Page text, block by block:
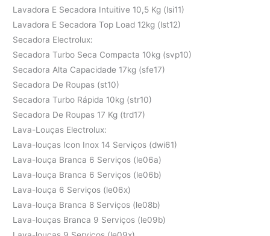
Lavadora E Secadora Intuitive 10,5 Kg (lsi11)
Lavadora E Secadora Top Load 12kg (lst12)
Secadora Electrolux:
Secadora Turbo Seca Compacta 10kg (svp10)
Secadora Alta Capacidade 17kg (sfe17)
Secadora De Roupas (st10)
Secadora Turbo Rápida 10kg (str10)
Secadora De Roupas 17 Kg (trd17)
Lava-Louças Electrolux:
Lava-louças Icon Inox 14 Serviços (dwi61)
Lava-louça Branca 6 Serviços (le06a)
Lava-louça Branca 6 Serviços (le06b)
Lava-louça 6 Serviços (le06x)
Lava-louça Branca 8 Serviços (le08b)
Lava-louças Branca 9 Serviços (le09b)